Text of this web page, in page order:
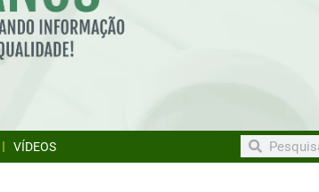
VÍDEOS